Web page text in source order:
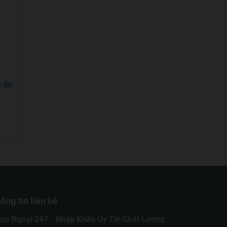
du
tin liên hệ
Ngoại 247 - Nhập Khẩu Uy Tín Chất Lượng